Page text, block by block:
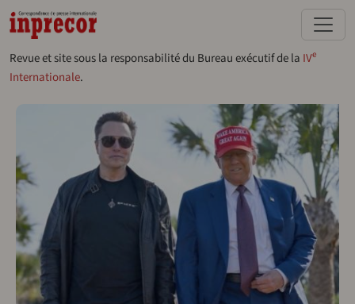
Aller au contenu principal
Revue et site sous la responsabilité du Bureau exécutif de la IVe
Internationale.